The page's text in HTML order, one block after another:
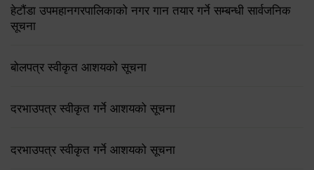
हेटौंडा उपमहानगरपालिकाको नगर गान तयार गर्ने सम्बन्धी सार्वजनिक
सूचना
बोलपत्र स्वीकृत आशयको सूचना
दरभाउपत्र स्वीकृत गर्ने आशयको सूचना
दरभाउपत्र स्वीकृत गर्ने आशयको सूचना